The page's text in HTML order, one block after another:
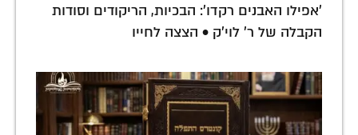
'אפילו האבנים רקדו': הבכיות, הריקודים וסודות
הקבלה של ר' לוי'ק • הצצה לחייו